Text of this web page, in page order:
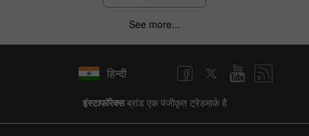
See more...
हिन्दी
इंस्टाफॉरेक्सब्रांड एक पंजीकृत ट्रेडमार्क है